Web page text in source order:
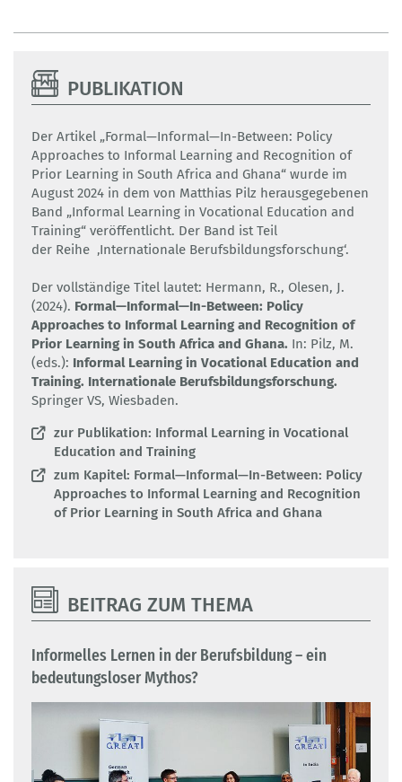
PUBLIKATION
Der Artikel „Formal—Informal—In-Between: Policy
Approaches to Informal Learning and Recognition of
Prior Learning in South Africa and Ghana“ wurde im
August 2024 in dem von Matthias Pilz herausgegebenen
Band „Informal Learning in Vocational Education and
Training“ veröffentlicht. Der Band ist Teil
der Reihe ‚Internationale Berufsbildungsforschung‘.
Der vollständige Titel lautet: Hermann, R., Olesen, J.
(2024). Formal—Informal—In-Between: Policy
Approaches to Informal Learning and Recognition of
Prior Learning in South Africa and Ghana. In: Pilz, M.
(eds.): Informal Learning in Vocational Education and
Training. Internationale Berufsbildungsforschung.
Springer VS, Wiesbaden.
zur Publikation: Informal Learning in Vocational
Education and Training
zum Kapitel: Formal—Informal—In-Between: Policy
Approaches to Informal Learning and Recognition
of Prior Learning in South Africa and Ghana
BEITRAG ZUM THEMA
Informelles Lernen in der Berufsbildung – ein
bedeutungsloser Mythos?